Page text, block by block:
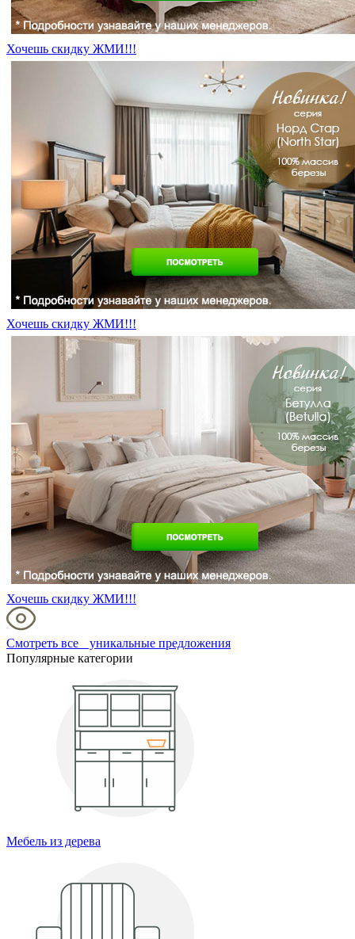
Хочешь скидку ЖМИ!!!
Хочешь скидку ЖМИ!!!
Хочешь скидку ЖМИ!!!
Смотреть все уникальные предложения
Популярные категории
Мебель из дерева